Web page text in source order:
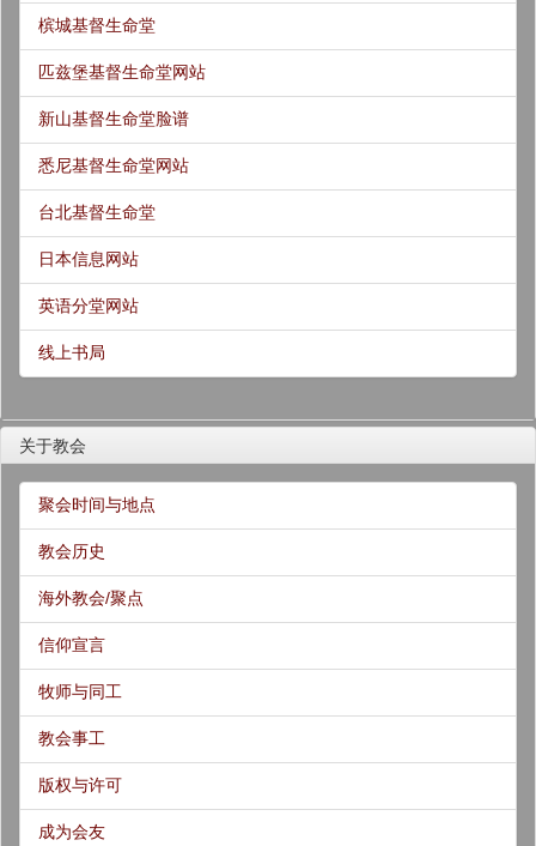
槟城基督生命堂
匹兹堡基督生命堂网站
新山基督生命堂脸谱
悉尼基督生命堂网站
台北基督生命堂
日本信息网站
英语分堂网站
线上书局
关于教会
聚会时间与地点
教会历史
海外教会/聚点
信仰宣言
牧师与同工
教会事工
版权与许可
成为会友